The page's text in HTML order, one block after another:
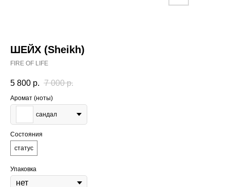
ШЕЙХ (Sheikh)
FIRE OF LIFE
5 800 р. 7 000 р.
Аромат (ноты)
сандал
Состояния
статус
Упаковка